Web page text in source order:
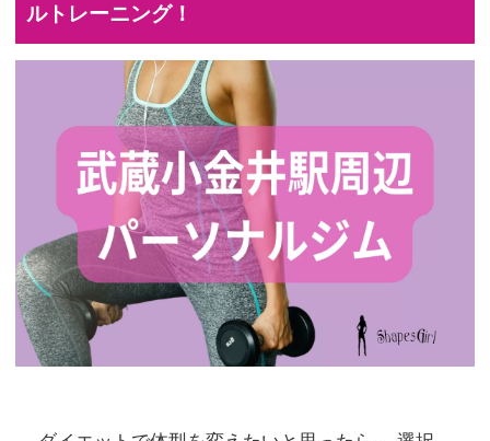
ルトレーニング！